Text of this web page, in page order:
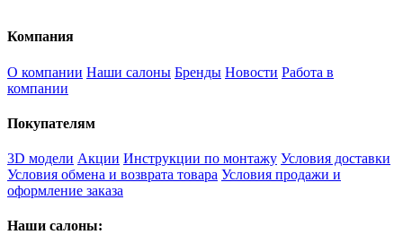
Компания
О компании Наши салоны Бренды Новости Работа в
компании
Покупателям
3D модели Акции Инструкции по монтажу Условия доставки
Условия обмена и возврата товара Условия продажи и
оформление заказа
Наши салоны: